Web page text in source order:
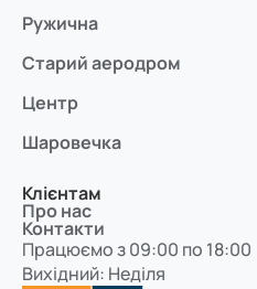
Ружична
Старий аеродром
Центр
Шаровечка
Клієнтам
Про нас
Контакти
Працюємо з 09:00 по 18:00
Вихідний: Неділя